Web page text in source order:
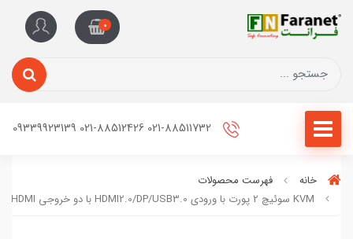
0
خانه
فهرست محصولات
KVM سوئيچ 2 پورت با ورودی HDMI2.0/DP/USB3.0 با دو خروجي HDMI فرانت